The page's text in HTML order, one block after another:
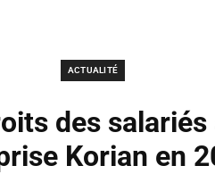
ACTUALITÉ
des
Korian en